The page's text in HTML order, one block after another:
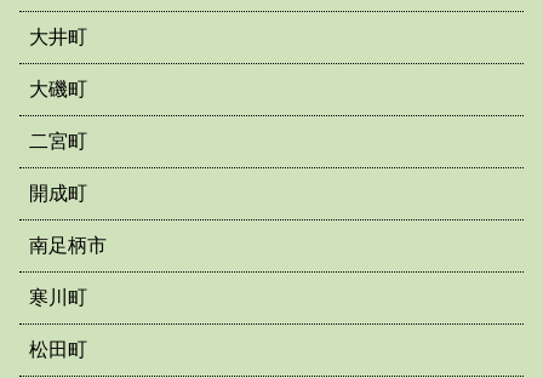
大井町
大磯町
二宮町
開成町
南足柄市
寒川町
松田町